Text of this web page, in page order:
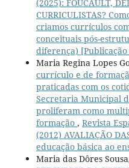
(2025): FOUCAULT,
CURRICULISTAS?
criamos currículos
conceituais pós-
diferença)
Maria Regina Lopes
currículo e de
praticadas com os
Secretaria Municipal
proliferam como
formação , Revista
(2012) AVALIAÇÃO
educação básica ao
Maria das Dôres